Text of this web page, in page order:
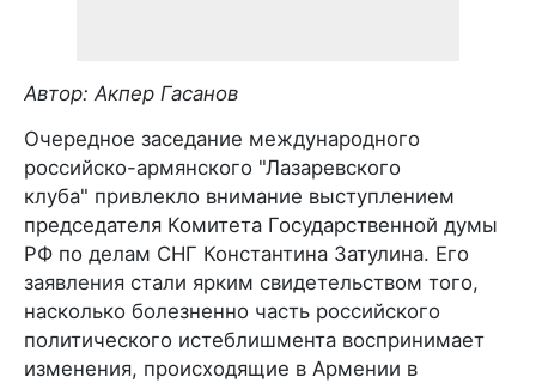
Автор: Акпер Гасанов
Очередное заседание международного
российско-армянского "Лазаревского
клуба" привлекло внимание выступлением
председателя Комитета Государственной думы
РФ по делам СНГ Константина Затулина. Его
заявления стали ярким свидетельством того,
насколько болезненно часть российского
политического истеблишмента воспринимает
изменения, происходящие в Армении в